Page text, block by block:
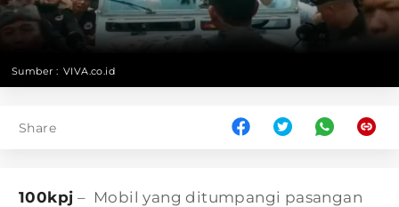
Sumber : VIVA.co.id
Share
100kpj – Mobil yang ditumpangi pasangan